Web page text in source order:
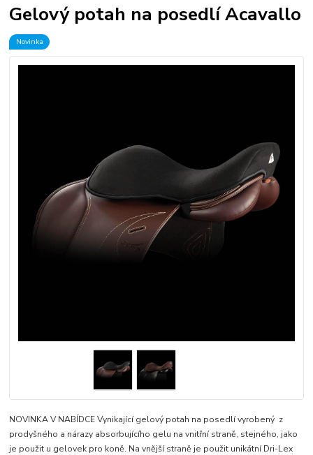
Gelový potah na posedlí Acavallo
Novinka
NOVINKA V NABÍDCE Vynikající gelový potah na posedlí vyrobený z
prodyšného a nárazy absorbujícího gelu na vnitřní straně, stejného, jako
je použit u gelovek pro koně. Na vnější straně je použit unikátní Dri-Lex